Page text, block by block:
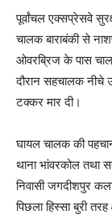
पूर्वांचल एक्सप्रेसवे
चालक बाराबंकी से
ओवरब्रिज के पास
दौरान सहचालक
टक्कर मार दी।
घायल चालक की
थाना भांवरकोल तथा
निवासी जगदीशपुर
पिछला हिस्सा बुरी